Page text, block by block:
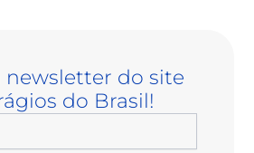
newsletter do site
do Brasil!